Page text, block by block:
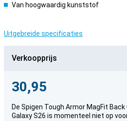
Van hoogwaardig kunststof
Uitgebreide specificaties
Verkoopprijs
30,95
De Spigen Tough Armor MagFit
Galaxy S26 is momenteel niet op